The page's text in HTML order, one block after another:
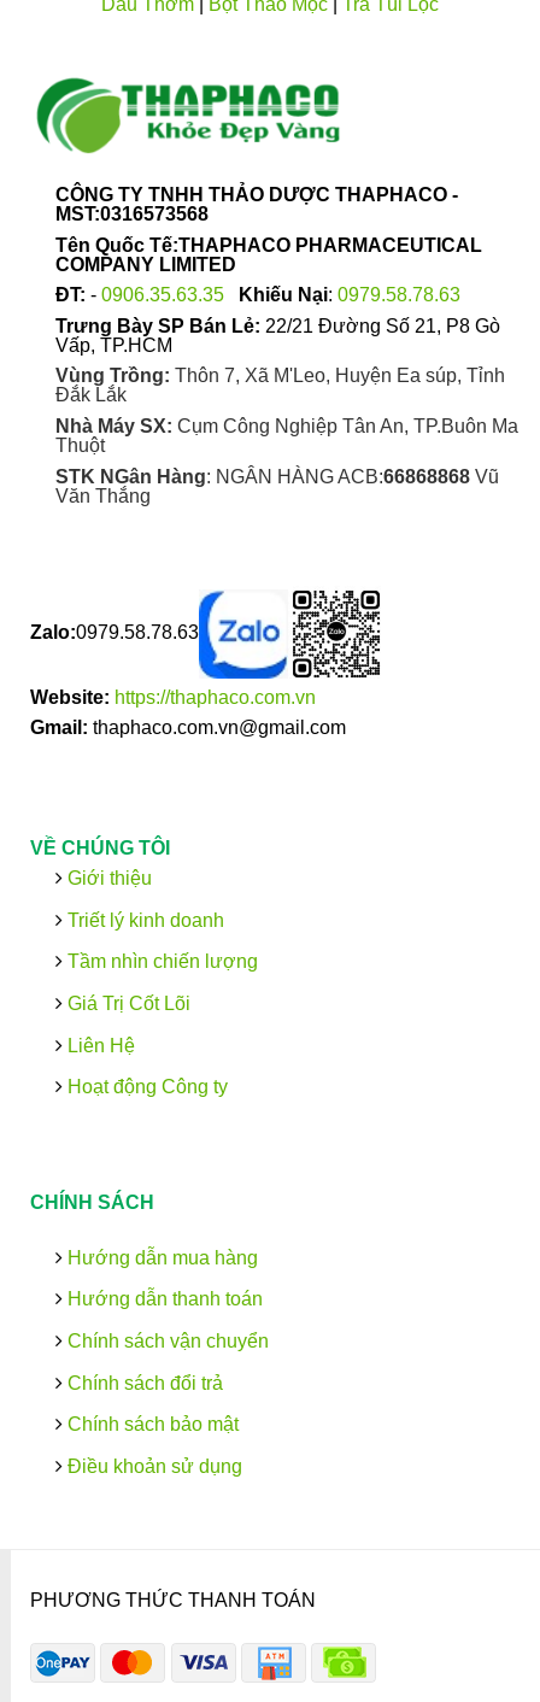
chọn
trên
trang
được
Dầu Thơm
Bột Thảo Mộc Trà Túi Lọc
CÔNG TY TNHH THẢO DƯỢC THAPHACO -
MST:0316573568
Tên Quốc Tế:THAPHACO PHARMACEUTICAL
COMPANY LIMITED
ĐT: - 0906.35.63.35 Khiếu Nại: 0979.58.78.63
Trưng Bày SP Bán Lẻ: 22/21 Đường Số 21, P8 Gò
Vấp, TP.HCM
Vùng Trồng: Thôn 7, Xã M'Leo, Huyện Ea súp, Tỉnh
Đắk Lắk
Nhà Máy SX: Cụm Công Nghiệp Tân An, TP.Buôn Ma
Thuột
STK NGân Hàng: NGÂN HÀNG ACB:66868868Vũ
Văn Thắng
Zalo:0979.58.78.63
Website: https://thaphaco.com.vn
Gmail: thaphaco.com.vn@gmail.com
VỀ CHÚNG TÔI
Giới thiệu
Triết lý kinh doanh
Tầm nhìn chiến lượng
Giá Trị Cốt Lõi
Liên Hệ
Hoạt động Công ty
CHÍNH SÁCH
Hướng dẫn mua hàng
Hướng dẫn thanh toán
Chính sách vận chuyển
Chính sách đổi trả
Chính sách bảo mật
Điều khoản sử dụng
PHƯƠNG THỨC THANH TOÁN